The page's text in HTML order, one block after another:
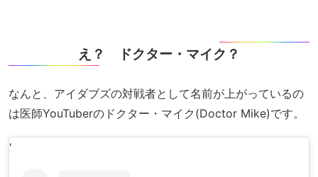
え？ ドクター・マイク？
なんと、アイダブズの対戦者として名前が上がっているの
は医師YouTuberのドクター・マイク(Doctor Mike)です。
'